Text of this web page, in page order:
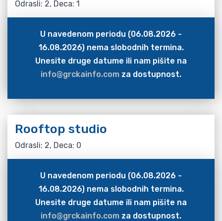
Odrasli: 2, Deca: 1
U navedenom periodu (06.08.2026 -
16.08.2026) nema slobodnih termina.
Unesite druge datume ili nam pišite na
info@grckainfo.com za dostupnost.
Rooftop studio
Odrasli: 2, Deca: 0
U navedenom periodu (06.08.2026 -
16.08.2026) nema slobodnih termina.
Unesite druge datume ili nam pišite na
info@grckainfo.com za dostupnost.